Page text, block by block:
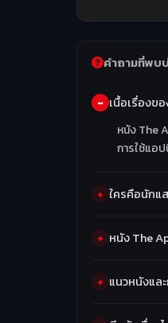
คำถามที่พบ
เนื้อเรื่องข
หนัง The
การใช้แอ
ใครคือนักแ
หนัง The
แนวหนังแล